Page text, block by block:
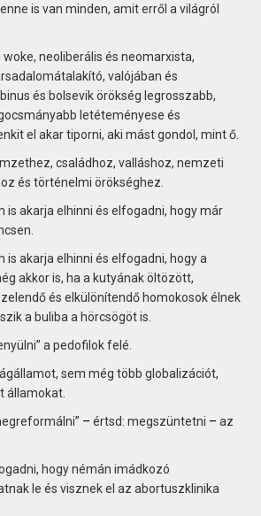
is van minden, amit erről a világról
woke, neoliberális és neomarxista,
valójában és
és bolsevik örökség legrosszabb,
letéteményese és
el akar tiporni, aki mást gondol, mint ő.
családhoz, valláshoz, nemzeti
és történelmi örökséghez.
is akarja elhinni és elfogadni, hogy már
is akarja elhinni és elfogadni, hogy a
akkor is, ha a kutyának öltözött,
és elkülönítendő homokosok élnek
a buliba a hörcsögöt is.
a pedofilok felé.
sem még több globalizációt,
államokat.
–értsd: megszüntetni – az
hogy némán imádkozó
le és visznek el az abortuszklinika